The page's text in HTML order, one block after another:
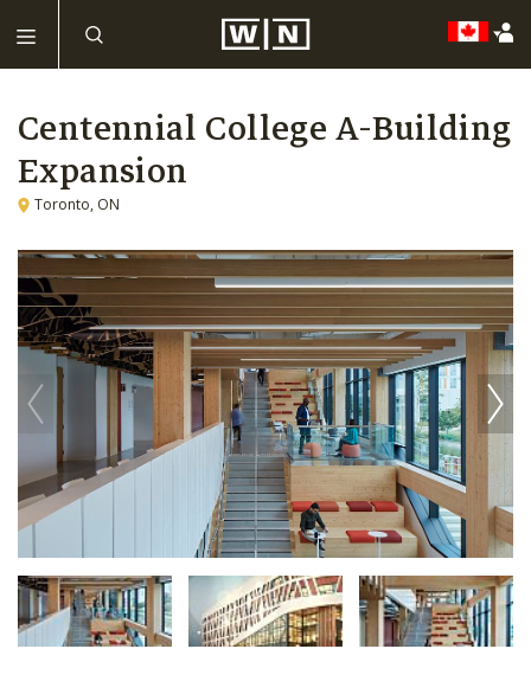
Centennial College A-Building
Expansion
Toronto, ON